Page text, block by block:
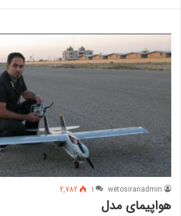
wetosiranadmin
1
2,782
هواپیمای مدل